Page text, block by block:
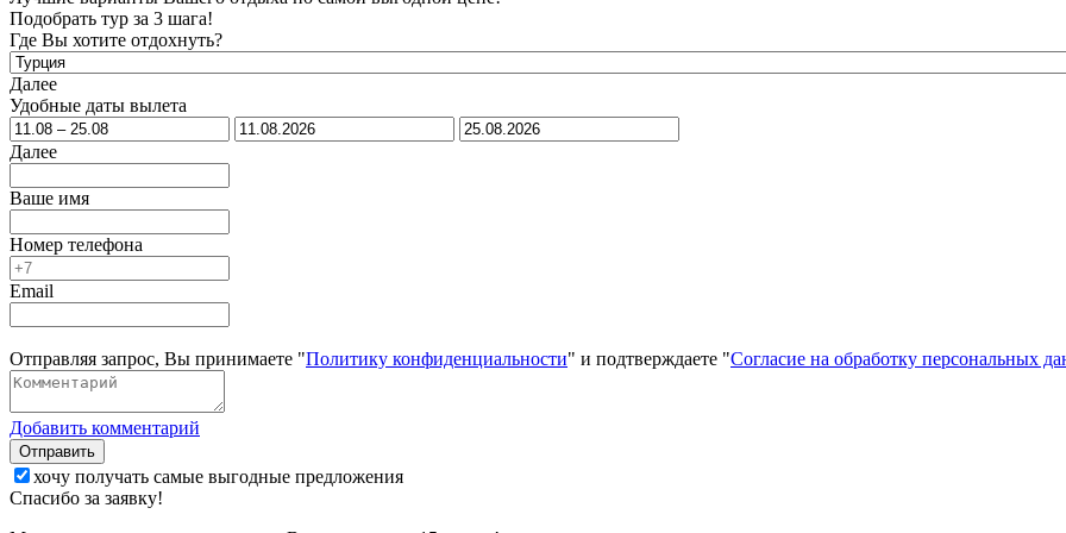
Подобрать тур за 3 шага!
Где Вы хотите отдохнуть?
Далее
Удобные даты вылета
Далее
Ваше имя
Номер телефона
Email
Отправляя запрос, Вы принимаете "Политику конфиденциальности" и подтверждаете "Согласие на обработку персональных
Добавить комментарий
Отправить
хочу получать самые выгодные предложения
Спасибо за заявку!